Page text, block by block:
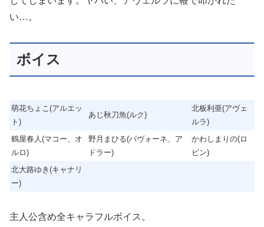
い…。
ボイス
萌花ちょこ(アルエッ
ト)
あじ秋刀魚(ルク)
北板利亜(アヴェ
ルラ)
鶴屋春人(マコー、オ
ルロ)
野月まひる(パヴォーネ、ア
ドラー)
かわしまりの(ロ
ビン)
北大路ゆき(キャナリ
ー)
主人公含め全キャラフルボイス。